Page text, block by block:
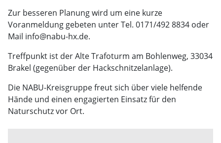
Zur besseren Planung wird um eine kurze
Voranmeldung gebeten unter Tel. 0171/492 8834 oder
Mail info@nabu-hx.de.
Treffpunkt ist der Alte Trafoturm am Bohlenweg, 33034
Brakel (gegenüber der Hackschnitzelanlage).
Die NABU-Kreisgruppe freut sich über viele helfende
Hände und einen engagierten Einsatz für den
Naturschutz vor Ort.